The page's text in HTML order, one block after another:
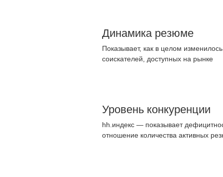
Динамика резюме
Показывает, как в целом
соискателей, доступных на рынке
Уровень конкуренции
hh.индекс — показывает
отношение количества активных